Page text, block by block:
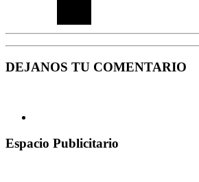
DEJANOS TU COMENTARIO
Espacio Publicitario